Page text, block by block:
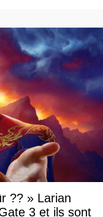
?? » Larian
3 et ils sont